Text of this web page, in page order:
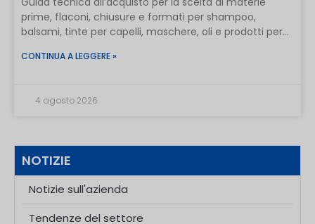
NOTIZIE
Notizie sull'azienda
Tendenze del settore
prime, flaconi, chiusure e formati per shampoo,
balsami, tinte per capelli, maschere, oli e prodotti per la
CONTINUA A LEGGERE »
4 agosto 2026